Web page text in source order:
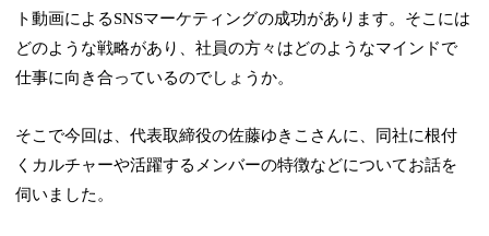
ト動画によるSNSマーケティングの成功があります。そこには
どのような戦略があり、社員の方々はどのようなマインドで
仕事に向き合っているのでしょうか。
そこで今回は、代表取締役の佐藤ゆきこさんに、同社に根付
くカルチャーや活躍するメンバーの特徴などについてお話を
伺いました。